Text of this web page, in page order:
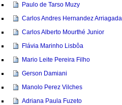
Paulo de Tarso Muzy
Carlos Andres Hernandez Arriagada
Carlos Alberto Mourthé Junior
Flávia Marinho Lisbôa
Mario Leite Pereira Filho
Gerson Damiani
Manolo Perez Vilches
Adriana Paula Fuzeto